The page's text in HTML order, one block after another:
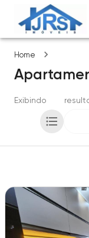
Home
Exibindo